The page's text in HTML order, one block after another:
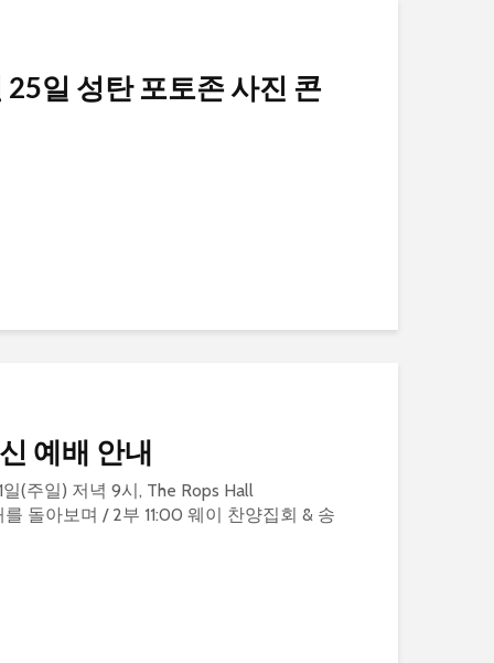
일 성탄 포토존 사진 콘
예배 안내
일(주일) 저녁 9시, The Rops Hall
돌아보며 / 2부 11:00 웨이 찬양집회 & 송